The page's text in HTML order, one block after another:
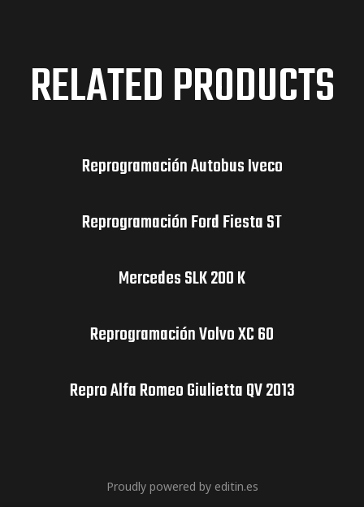
RELATED PRODUCTS
Reprogramación Autobus Iveco
Reprogramación Ford Fiesta ST
Mercedes SLK 200 K
Reprogramación Volvo XC 60
Repro Alfa Romeo Giulietta QV 2013
Proudly powered by editin.es